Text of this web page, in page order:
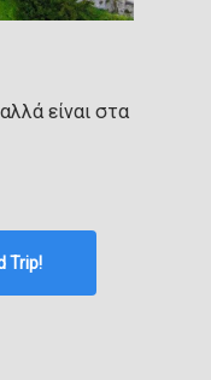
είναι στα
Trip!